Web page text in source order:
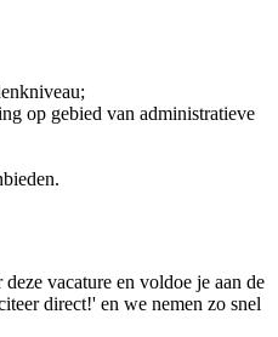
op gebied van administratieve
vacature en voldoe je aan de
direct!' en we nemen zo snel